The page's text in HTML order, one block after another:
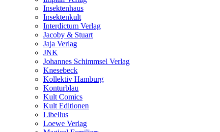
Insektenhaus
Insektenkult
Interdictum Verlag
Jacoby & Stuart
Jaja Verlag
JNK
Johannes Schimmsel Verlag
Knesebeck
Kollektiv Hamburg
Konturblau
Kult Comics
Kult Editionen
Libellus
Loewe Verlag